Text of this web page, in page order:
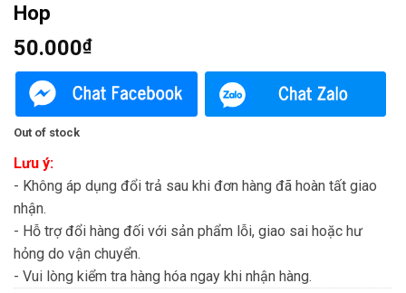
Hop
50.000₫
Out of stock
Lưu ý:
- Không áp dụng đổi trả sau khi đơn hàng đã hoàn tất giao
nhận.
- Hỗ trợ đổi hàng đối với sản phẩm lỗi, giao sai hoặc hư
hỏng do vận chuyển.
- Vui lòng kiểm tra hàng hóa ngay khi nhận hàng.